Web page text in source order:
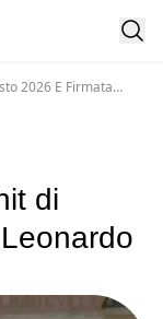
2026 E Firmata
di